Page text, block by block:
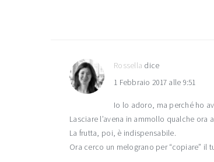
Rossella dice
1 Febbraio 2017 alle 9:51
Io lo adoro, ma perché ho
Lasciare l’avena in ammollo qualche ora
La frutta, poi, è indispensabile.
Ora cerco un melograno per “copiare” il